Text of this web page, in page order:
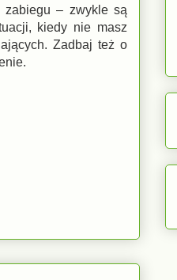
zabiegu – zwykle są
kiedy nie masz
Zadbaj też o